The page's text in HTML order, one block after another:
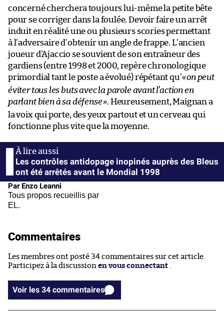
concerné cherchera toujours lui-même la petite bête
pour se corriger dans la foulée. Devoir faire un arrêt
induit en réalité une ou plusieurs scories permettant
à l’adversaire d’obtenir un angle de frappe. L’ancien
joueur d’Ajaccio se souvient de son entraîneur des
gardiens (entre 1998 et 2000, repère chronologique
primordial tant le poste a évolué) répétant qu’«on peut
éviter tous les buts avec la parole avant l’action en
parlant bien à sa défense». Heureusement, Maignan a
la voix qui porte, des yeux partout et un cerveau qui
fonctionne plus vite que la moyenne.
Les contrôles antidopage inopinés auprès des Bleus
ont été arrêtés avant le Mondial 1998
Par Enzo Leanni
Tous propos recueillis par
EL.
Commentaires
Les membres ont posté 34 commentaires sur cet article.
Participez à la discussion en vous connectant
Voir les 34 commentaires